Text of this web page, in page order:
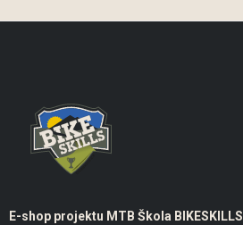
E-shop projektu MTB Škola BIKESKILLS |